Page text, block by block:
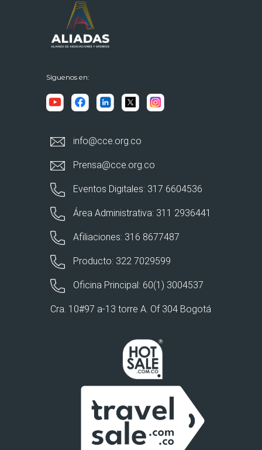
Síguenos en:
info@cce.org.co
Prensa@cce.org.co
Eventos Digitales: 317 6604536
Área Administrativa: 311 2936441
Afiliaciones: 316 8677487
Producto: 322 7029599
Oficina Principal: 60(1) 3004537
Cra. 10#97 a-13 torre A. Of 304 Bogotá